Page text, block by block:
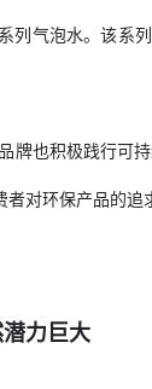
气泡水。该系列
也积极践行可
对环保产品的追
力巨大